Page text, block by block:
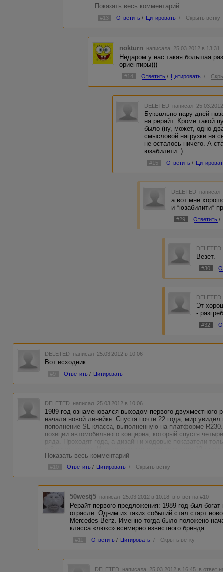
Показать весь комментарий
#13 Ответить / Цитировать / Скрыть ветку
nokturn написала 25.03.2012 в 13:31
Недаром у нас такая большая
ориентиры)))
#14 Ответить / Цитировать /
DELETED написал
Буквально пару дней
на рерайт. Кроме такой
было (ну, может, одно-
смысловой нагрузки на
не осталось ничего. А
юзабилити :)
#15 Ответить /
DELETED
а вот мне
и *юзабилити*
#29 Ответить /
DELETED
Везет.
#30
DELETED
Эт
-
#32
DELETED написал 25.03.2012 в 10:06
Вот исходник
#9 Ответить / Цитировать
DELETED написал 25.03.2012 в 10:06
1989 год ознаменовался выходом первого двухместного
начала новой линейке. Спустя почти 22 года, мир
пополнение SL-класса, выполненную на платформе
позиции автомобильного концерна, который спустя
ряда. Проходят года, а дизайн и ходовые показатели
больше склонил новый родстер в спортивную сторону.
Body Control II, и чувствительное управление
Дизайнеры изменили внешний вид передней решетки,
дисками из легких сплавов, что придало авто большее
Изменился и дизайн салона: новые цвета, продуманные
роскоши, заложенной в каждом винтике. Для подвески
переключатели подрулевого типа, что придает антуражу
класс стал еще более динамичным и неповторимым.
SL-класс стал новатором в области электронного
большой скорости по некачественному покрытию
управляемостью. При этом машина отличается полной
Показать весь комментарий
#10 Ответить / Цитировать / Скрыть ветку
50westj5 написал 25.03.2012 в 10:18 в ответ на #10
Рерайт первого предложения: 1989 год был
отрасли. Одним из таких событий стал старт
Mercedes-Benz. Именно тогда было положено
класса «люкс» всемирно известного бренда.
#11 Ответить / Цитировать / Скрыть ветку
DELETED написала 25.03.2012 в 16:45 в ответ